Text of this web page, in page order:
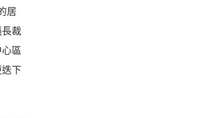
居
裁
區
下